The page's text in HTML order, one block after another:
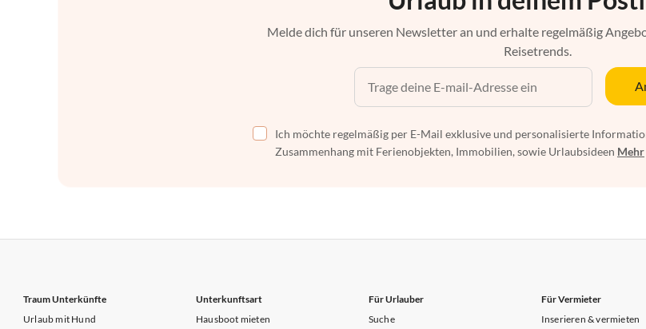
Melde dich für unseren Newsletter an und erhalte regelmäßig
Reisetrends.
Ich möchte regelmäßig per E-Mail exklusive und personalisierte
Zusammenhang mit Ferienobjekten, Immobilien, sowie Urlaubsideen Mehr
Traum Unterkünfte
Urlaub mit Hund
Unterkunftsart
Hausboot mieten
Für Urlauber
Suche
Für Vermieter
Inserieren & vermieten